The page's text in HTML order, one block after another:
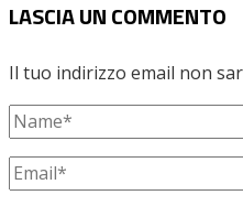
LASCIA UN COMMENTO
Il tuo indirizzo email non